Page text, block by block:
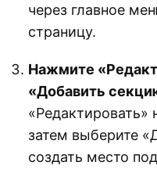
через главное
страницу.
Нажмите
«Добавить
«Редактировать»
затем выберите
создать место